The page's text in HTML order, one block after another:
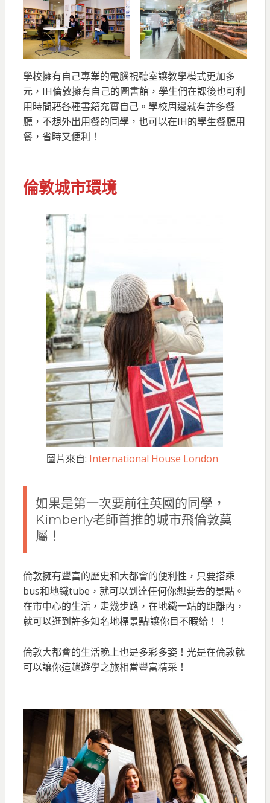
學校擁有自己專業的電腦視聽室讓教學模式更加多
元，IH倫敦擁有自己的圖書館，學生們在課後也可利
用時間藉各種書籍充實自己。學校周邊就有許多餐
廳，不想外出用餐的同學，也可以在IH的學生餐廳用
餐，省時又便利！
倫敦城市環境
圖片來自: International House London
如果是第一次要前往英國的同學，
Kimberly老師首推的城市飛倫敦莫
屬！
倫敦擁有豐富的歷史和大都會的便利性，只要搭乘
bus和地鐵tube，就可以到達任何你想要去的景點。
在市中心的生活，走幾步路，在地鐵一站的距離內，
就可以逛到許多知名地標景點!讓你目不暇給！！
倫敦大都會的生活晚上也是多彩多姿！光是在倫敦就
可以讓你這趟遊學之旅相當豐富精采！